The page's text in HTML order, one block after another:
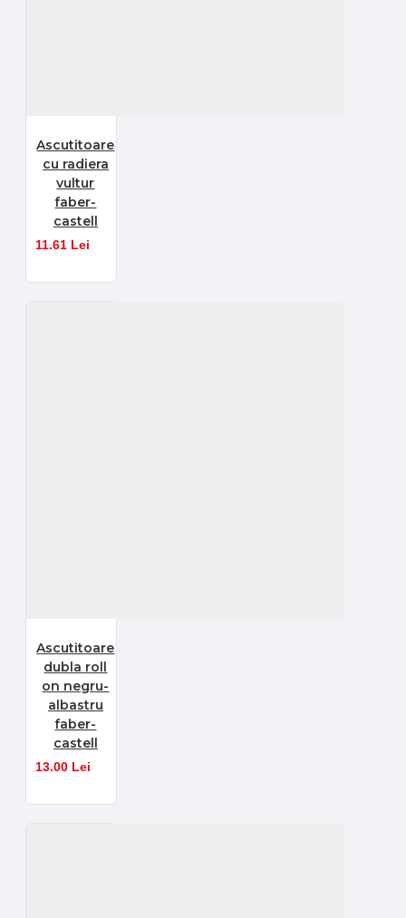
Ascutitoare
cu radiera
vultur
faber-
castell
11.61 Lei
Ascutitoare
dubla roll
on negru-
albastru
faber-
castell
13.00 Lei